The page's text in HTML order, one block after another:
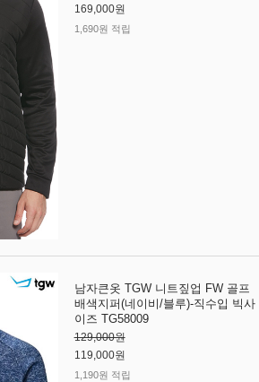
169,000원
1,690원 적립
남자큰옷 TGW 니트짚업 FW 골프
배색지퍼(네이비/블루)-직수입 빅사
이즈 TG58009
129,000원
119,000원
1,190원 적립